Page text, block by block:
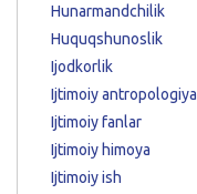
Hunarmandchilik
Huquqshunoslik
Ijodkorlik
Ijtimoiy antropologiya
Ijtimoiy fanlar
Ijtimoiy himoya
Ijtimoiy ish